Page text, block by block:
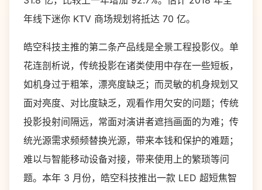
年线下迷你 KTV 商场规划将抵达 70 亿。
皓空科技主推的第二条产品线是全景工程投影仪。单
花连剖析说，传统投影在诸类使用中存在一些短板，
如机身过于粗笨，漂亮度缺乏；而灵敏的机身规划又
面对亮度、对比度缺乏，观看作用欠安的问题；传统
投影投射间隔远，常面对演讲者遮挡画面的为难；传
统光源需求频频替换光源，带来本钱和保护的难题；
难以与智能移动设备对接，带来使用上的繁琐等问
题。本年 3 月份，皓空科技推出一款 LED 超短焦智